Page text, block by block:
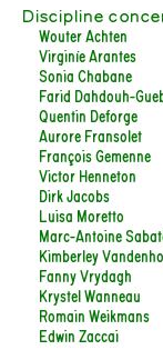
Discipline
Wouter Achten
Virginie Arantes
Sonia Chabane
Farid Dahdouh-
Quentin Deforge
Aurore Fransolet
François Gemenne
Victor Henneton
Dirk Jacobs
Luisa Moretto
Marc-Antoine
Kimberley
Fanny Vrydagh
Krystel Wanneau
Romain Weikmans
Edwin Zaccai